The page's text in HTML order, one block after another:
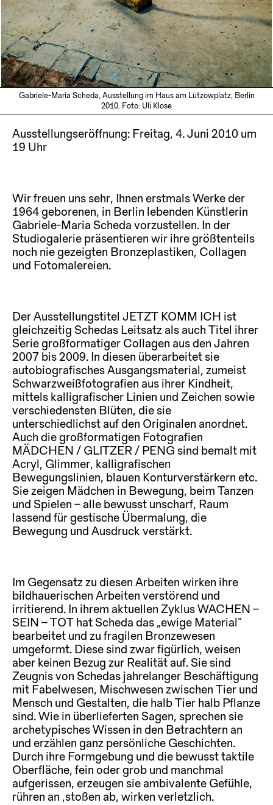
Gabriele-Maria Scheda, Ausstellung im Haus am Lützowplatz, Berlin
2010. Foto: Uli Klose
Ausstellungseröffnung: Freitag, 4. Juni 2010 um
19 Uhr
Wir freuen uns sehr, Ihnen erstmals Werke der
1964 geborenen, in Berlin lebenden Künstlerin
Gabriele-Maria Scheda vorzustellen. In der
Studiogalerie präsentieren wir ihre größtenteils
noch nie gezeigten Bronzeplastiken, Collagen
und Fotomalereien.
Der Ausstellungstitel JETZT KOMM ICH ist
gleichzeitig Schedas Leitsatz als auch Titel ihrer
Serie großformatiger Collagen aus den Jahren
2007 bis 2009. In diesen überarbeitet sie
autobiografisches Ausgangsmaterial, zumeist
Schwarzweißfotografien aus ihrer Kindheit,
mittels kalligrafischer Linien und Zeichen sowie
verschiedensten Blüten, die sie
unterschiedlichst auf den Originalen anordnet.
Auch die großformatigen Fotografien
MÄDCHEN / GLITZER / PENG sind bemalt mit
Acryl, Glimmer, kalligrafischen
Bewegungslinien, blauen Konturverstärkern etc.
Sie zeigen Mädchen in Bewegung, beim Tanzen
und Spielen – alle bewusst unscharf, Raum
lassend für gestische Übermalung, die
Bewegung und Ausdruck verstärkt.
Im Gegensatz zu diesen Arbeiten wirken ihre
bildhauerischen Arbeiten verstörend und
irritierend. In ihrem aktuellen Zyklus WACHEN –
SEIN – TOT hat Scheda das „ewige Material“
bearbeitet und zu fragilen Bronzewesen
umgeformt. Diese sind zwar figürlich, weisen
aber keinen Bezug zur Realität auf. Sie sind
Zeugnis von Schedas jahrelanger Beschäftigung
mit Fabelwesen, Mischwesen zwischen Tier und
Mensch und Gestalten, die halb Tier halb Pflanze
sind. Wie in überlieferten Sagen, sprechen sie
archetypisches Wissen in den Betrachtern an
und erzählen ganz persönliche Geschichten.
Durch ihre Formgebung und die bewusst taktile
Oberfläche, fein oder grob und manchmal
aufgerissen, erzeugen sie ambivalente Gefühle,
rühren an ,stoßen ab, wirken verletzlich.